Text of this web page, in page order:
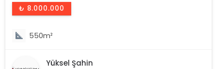
₺ 8.000.000
550m²
Yüksel Şahin